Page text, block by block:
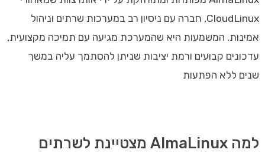
CloudLinux, חברה עם ניסיון רב במערכות שרתים וניהול
אמינות. המשמעות היא שהמערכת מגיעה עם תמיכה מקצועית,
עדכונים קבועים ורמת יציבות שניתן להסתמך עליה במשך
שנים ללא הפתעות
למה AlmaLinux מצטיינת לשרתים